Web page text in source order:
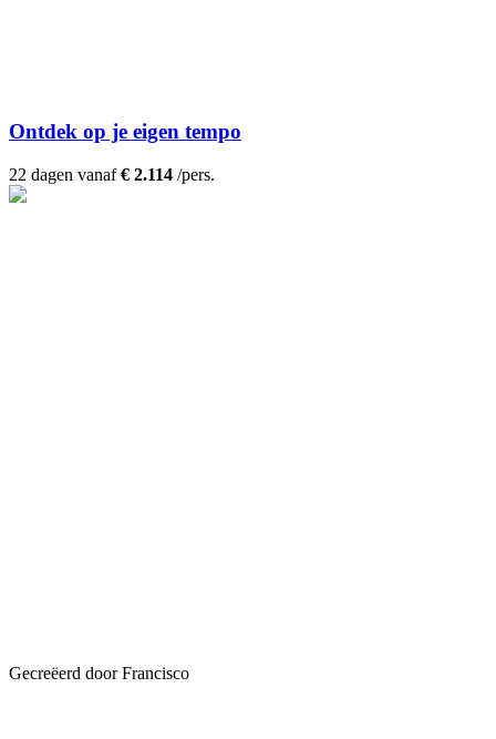
Ontdek op je eigen tempo
22 dagen vanaf€ 2.114 /pers.
Gecreëerd door Francisco